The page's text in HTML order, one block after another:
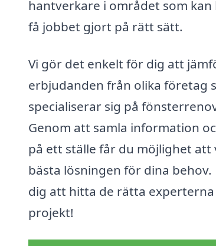
hantverkare i området som
få jobbet gjort på rätt sätt.
Vi gör det enkelt för dig att
erbjudanden från olika företag
specialiserar sig på
Genom att samla information
på ett ställe får du möjlighet att
bästa lösningen för dina behov.
dig att hitta de rätta
projekt!